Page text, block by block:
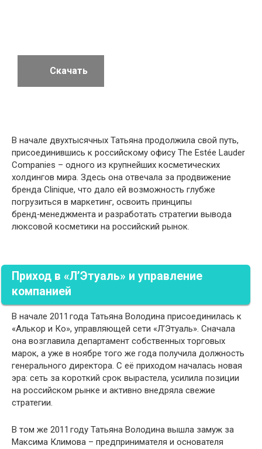
Скачать
В начале двухтысячных Татьяна продолжила свой путь,
присоединившись к российскому офису The Estée Lauder
Companies – одного из крупнейших косметических
холдингов мира. Здесь она отвечала за продвижение
бренда Clinique, что дало ей возможность глубже
погрузиться в маркетинг, освоить принципы
бренд‑менеджмента и разработать стратегии вывода
люксовой косметики на российский рынок.
Приход в «Л’Этуаль» и управление
компанией
В начале 2011 года Татьяна Володина присоединилась к
«Алькор и Ко», управляющей сети «Л’Этуаль». Сначала
она возглавила департамент собственных торговых
марок, а уже в ноябре того же года получила должность
генерального директора. С её приходом началась новая
эра: сеть за короткий срок вырастела, усилила позиции
на российском рынке и активно внедряла свежие
стратегии.
В том же 2011 году Татьяна Володина вышла замуж за
Максима Климова – предпринимателя и основателя